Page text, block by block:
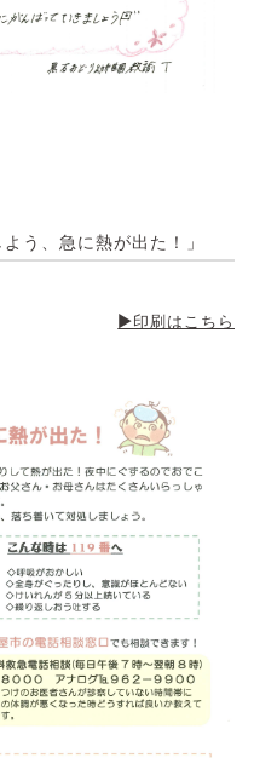
う、急に熱が出た！」
▶印刷はこちら